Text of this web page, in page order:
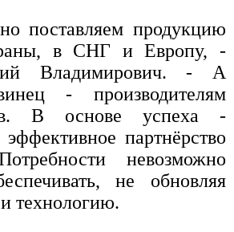
поставляем продукцию
в СНГ и Европу, -
Владимирович. - А
- производителям
В основе успеха -
партнёрство
невозможно
не обновляя
технологию.